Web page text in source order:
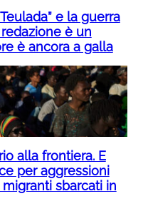
e la guerra
è un
è ancora a galla
alla frontiera. E
per aggressioni
sbarcati in